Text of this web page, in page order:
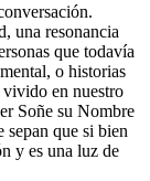
una resonancia
que todavía
o historias
vivido en nuestro
Soñe su Nombre
sepan que si bien
y es una luz de